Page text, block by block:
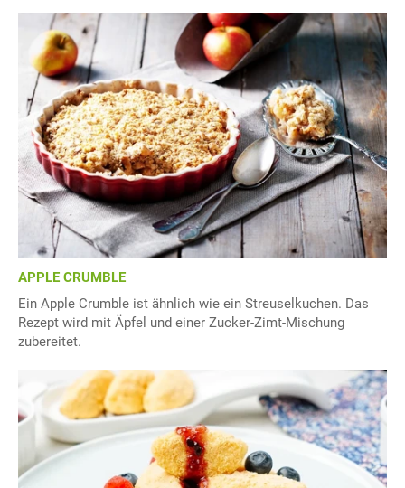
APPLE CRUMBLE
Ein Apple Crumble ist ähnlich wie ein Streuselkuchen. Das
Rezept wird mit Äpfel und einer Zucker-Zimt-Mischung
zubereitet.